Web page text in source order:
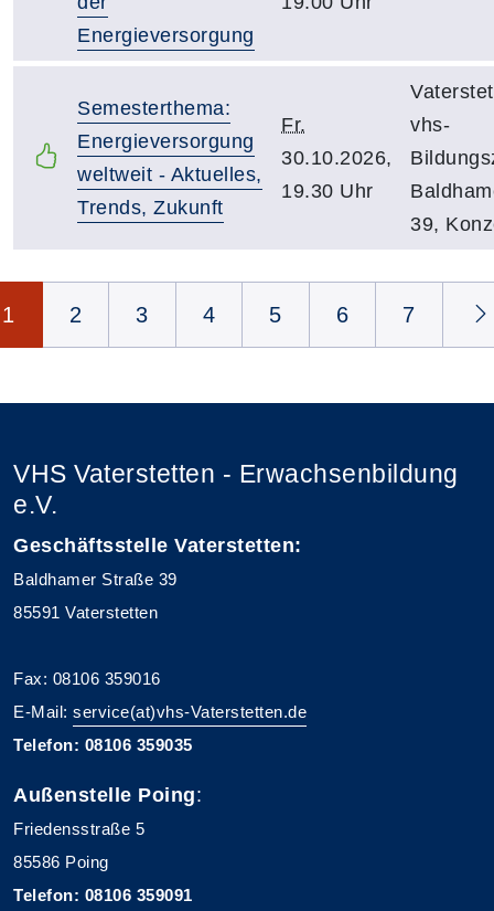
Energieversorgung
Semesterthema:
Energieversorgung
weltweit - Aktuelles,
Trends, Zukunft
Fr.
30.10.2026,
19.30 Uhr
vhs-
39,
1 2 3 4 5 6 7
VHS Vaterstetten - Erwachsenbildung
e.V.
Geschäftsstelle Vaterstetten:
Baldhamer Straße 39
85591 Vaterstetten
Fax: 08106 359016
E-Mail: service(at)vhs-Vaterstetten.de
Telefon: 08106 359035
Außenstelle Poing:
Friedensstraße 5
85586 Poing
Telefon: 08106 359091